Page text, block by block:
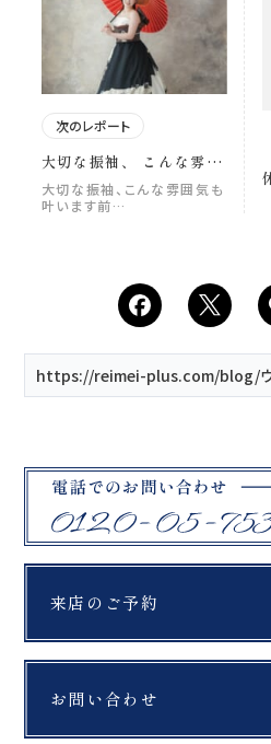
次のレポート
大切な振袖、 こんな雰囲
気も叶います 前回ご紹介
した振袖ドレスに、 たく
ご紹介します。 花嫁さま
が大切に選ばれた振袖に
は、 色合いや柄など、一
繊細な柄や美しい色味を
活かしながら、 花嫁さま
らしい華やかさをプラ
切にした花嫁スタイルへ
お持ち込みの振袖はもち
ろん、 振袖レンタルもご
用意しております。 想い
な思い出を残しませんか
🤍
_________________
を、ともに。 ウェディン
グフォトスタジオ
「ReiMei+」 場所:福島
大切な振袖、こんな雰囲気も
叶います前…
https://reimei-plus.com/blog/ウェ
来店のご予約
お問い合わせ